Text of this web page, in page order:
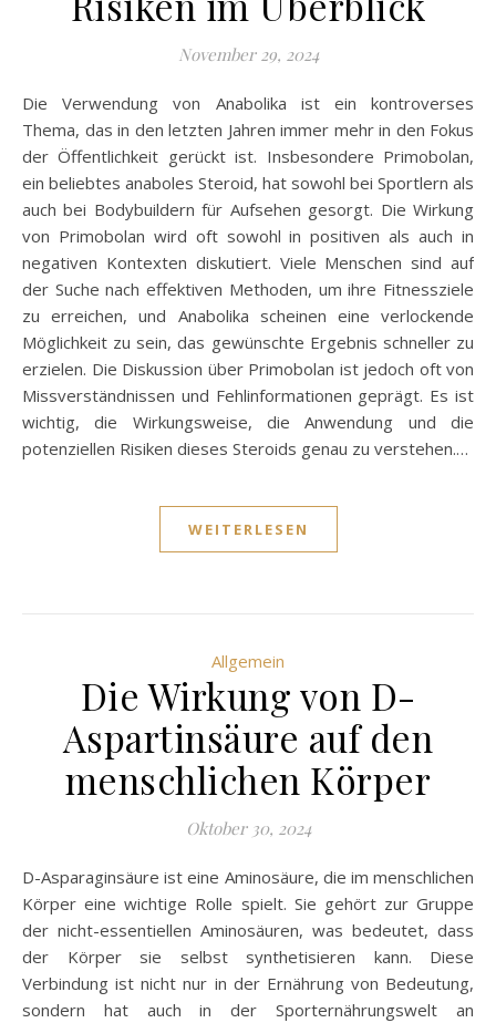
November 29, 2024
Die Verwendung von Anabolika ist ein kontroverses
Thema, das in den letzten Jahren immer mehr in den Fokus
der Öffentlichkeit gerückt ist. Insbesondere Primobolan,
ein beliebtes anaboles Steroid, hat sowohl bei Sportlern als
auch bei Bodybuildern für Aufsehen gesorgt. Die Wirkung
von Primobolan wird oft sowohl in positiven als auch in
negativen Kontexten diskutiert. Viele Menschen sind auf
der Suche nach effektiven Methoden, um ihre Fitnessziele
zu erreichen, und Anabolika scheinen eine verlockende
Möglichkeit zu sein, das gewünschte Ergebnis schneller zu
erzielen. Die Diskussion über Primobolan ist jedoch oft von
Missverständnissen und Fehlinformationen geprägt. Es ist
wichtig, die Wirkungsweise, die Anwendung und die
potenziellen Risiken dieses Steroids genau zu verstehen.…
WEITERLESEN
Allgemein
Die Wirkung von D-
Aspartinsäure auf den
menschlichen Körper
Oktober 30, 2024
D-Asparaginsäure ist eine Aminosäure, die im menschlichen
Körper eine wichtige Rolle spielt. Sie gehört zur Gruppe
der nicht-essentiellen Aminosäuren, was bedeutet, dass
der Körper sie selbst synthetisieren kann. Diese
Verbindung ist nicht nur in der Ernährung von Bedeutung,
sondern hat auch in der Sporternährungswelt an